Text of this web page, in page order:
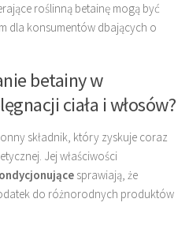
roślinną betainę mogą być
dla konsumentów dbających o
betainy w
ciała i włosów?
składnik, który zyskuje coraz
Jej właściwości
sprawiają, że
do różnorodnych produktów